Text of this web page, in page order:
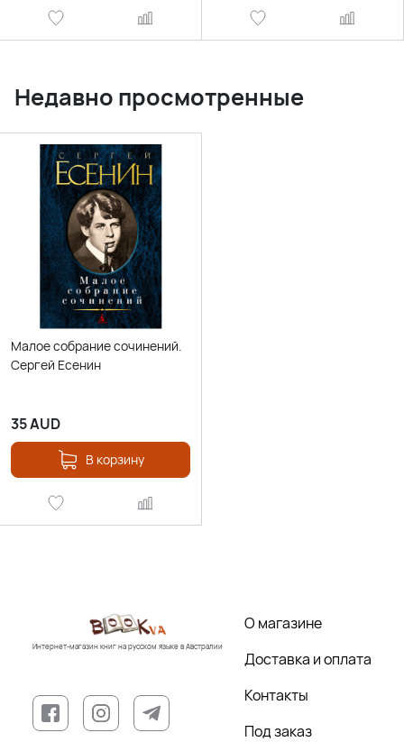
Недавно просмотренные
Малое собрание сочинений.
Сергей Есенин
35AUD
В корзину
Интернет-магазин книг на русском языке в Австралии
О магазине
Доставка и оплата
Контакты
Под заказ